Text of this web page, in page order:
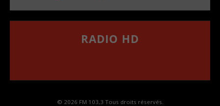
RADIO HD
© 2026 FM 103,3 Tous droits réservés.